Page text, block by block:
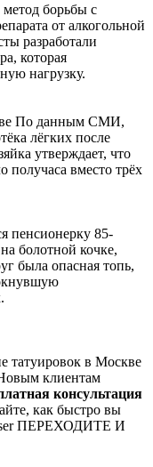
борьбы с
от алкогольной
разработали
которая
нагрузку.
По данным СМИ,
лёгких после
утверждает, что
получаса вместо трёх
пенсионерку 85-
болотной кочке,
была опасная топь,
татуировок в Москве
клиентам
консультация
как быстро вы
ПЕРЕХОДИТЕ И